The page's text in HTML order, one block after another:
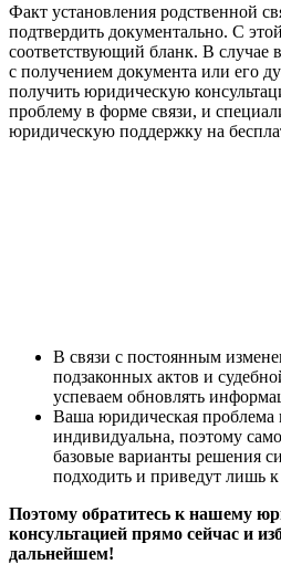
Факт установления родственной
подтвердить документально. С
соответствующий бланк. В случае
с получением документа или его
получить юридическую
проблему в форме связи, и
юридическую поддержку на
В связи с постоянным
подзаконных актов и
успеваем обновлять
Ваша юридическая проблема
индивидуальна, поэтому
базовые варианты решения
подходить и приведут лишь
Поэтому обратитесь к нашему
консультацией прямо сейчас и
дальнейшем!